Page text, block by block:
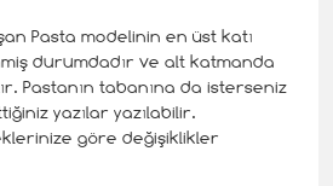
Pasta modelinin en üst katı
durumdadır ve alt katmanda
Pastanın tabanına da isterseniz
yazılar yazılabilir.
göre değişiklikler